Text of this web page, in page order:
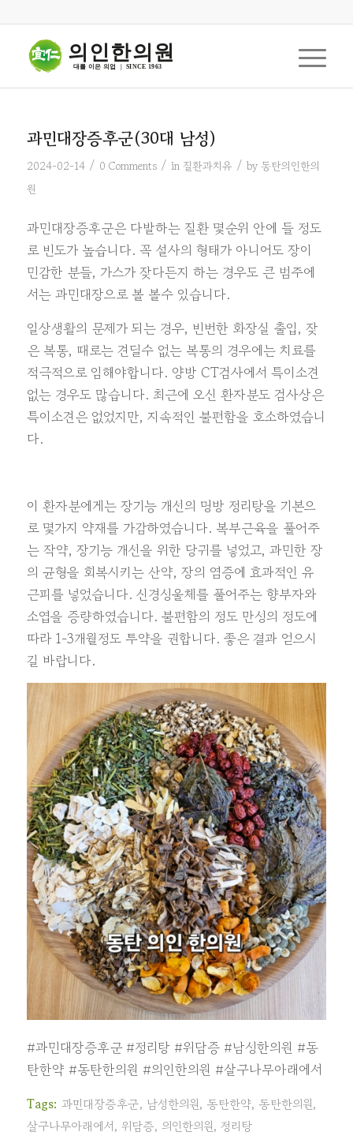
의인한의원
대를 이은 의업  |  SINCE 1963
과민대장증후군(30대 남성)
2024-02-14 / 0 Comments / in 질환과치유 / by 동탄의인한의
원
과민대장증후군은 다발하는 질환 몇순위 안에 들 정도
로 빈도가 높습니다. 꼭 설사의 형태가 아니어도 장이
민감한 분들, 가스가 잦다든지 하는 경우도 큰 범주에
서는 과민대장으로 볼 볼수 있습니다.
일상생활의 문제가 되는 경우, 빈번한 화장실 출입, 잦
은 복통, 때로는 견딜수 없는 복통의 경우에는 치료를
적극적으로 임해야합니다. 양방 CT검사에서 특이소견
없는 경우도 많습니다. 최근에 오신 환자분도 검사상은
특이소견은 없었지만, 지속적인 불편함을 호소하였습니
다.
이 환자분에게는 장기능 개선의 명방 정리탕을 기본으
로 몇가지 약재를 가감하였습니다. 복부근육을 풀어주
는 작약, 장기능 개선을 위한 당귀를 넣었고, 과민한 장
의 균형을 회복시키는 산약, 장의 염증에 효과적인 유
근피를 넣었습니다. 신경성울체를 풀어주는 향부자와
소엽을 증량하였습니다. 불편함의 정도 만성의 정도에
따라 1-3개월정도 투약을 권합니다. 좋은 결과 얻으시
길 바랍니다.
#과민대장증후군 #정리탕 #위담증 #남성한의원 #동
탄한약 #동탄한의원 #의인한의원 #살구나무아래에서
Tags: 과민대장증후군, 남성한의원, 동탄한약, 동탄한의원,
살구나무아래에서, 위담증, 의인한의원, 정리탕